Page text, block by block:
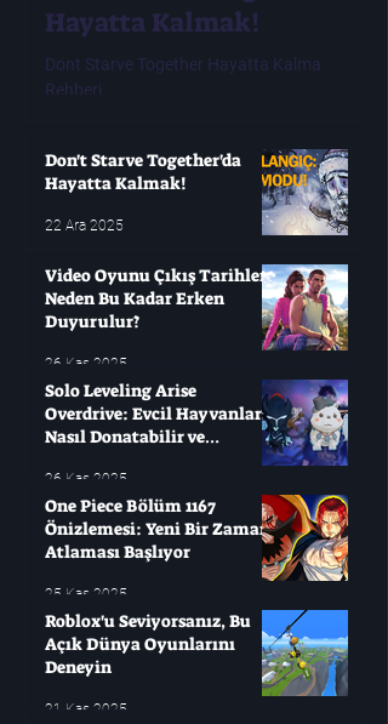
Hayatta Kalmak!
Dont Starve Together Hayatta Kalma
Rehberi.
Don't Starve Together'da
Hayatta Kalmak!
22 Ara 2025
Video Oyunu Çıkış Tarihleri ​​
Neden Bu Kadar Erken
Duyurulur?
26 Kas 2025
Solo Leveling Arise
Overdrive: Evcil Hayvanları
Nasıl Donatabilir ve
26 Kas 2025
One Piece Bölüm 1167
Önizlemesi: Yeni Bir Zaman
Atlaması Başlıyor
25 Kas 2025
Roblox'u Seviyorsanız, Bu
Açık Dünya Oyunlarını
Deneyin
21 Kas 2025